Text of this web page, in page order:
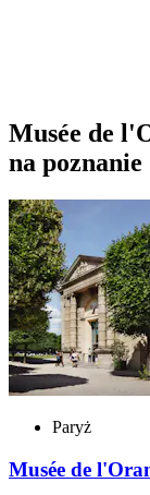
Musée de
na poznanie
Paryż
Musée de